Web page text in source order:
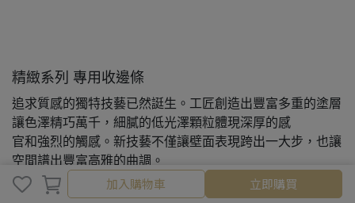
加入購物車 立即購買
精緻系列 專用收邊條
追求質感的獨特技藝已然誔生。工匠創造出豐富多重的塗層
讓色澤精巧萬千，細膩的低光澤顆粒體現深厚的感
官和強烈的觸感。新技藝不僅讓壁面表現跨出一大步，也讓
空間譜出豐富高雅的曲調。